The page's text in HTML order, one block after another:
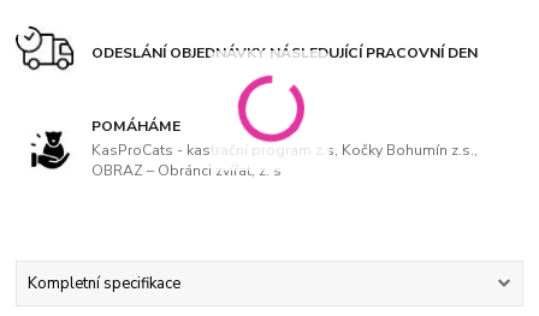
ODESLÁNÍ OBJEDNÁVKY NÁSLEDUJÍCÍ PRACOVNÍ DEN
POMÁHÁME
KasProCats - kastrační program z.s, Kočky Bohumín z.s.,
OBRAZ – Obránci zvířat, z. s
Kompletní specifikace